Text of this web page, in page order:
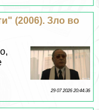
(2006). Зло во
29 07 2026 20:44:36